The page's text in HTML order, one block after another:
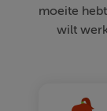
moeite
wilt